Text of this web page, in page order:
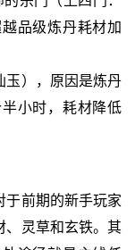
品级炼丹耗材加
玉），原因是炼丹
小时，耗材降低
于前期的新手玩家
、灵草和玄铁。其